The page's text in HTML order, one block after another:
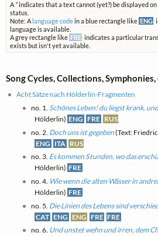
A*indicates that a text cannot (yet?) be displayed
status.
Note: A language codein a blue rectangle like ENG
language is available.
A grey rectangle like FRE indicates a particular
exists but isn't yet available.
Song Cycles, Collections, Symphonies,
Acht Sätze nach Hölderlin-Fragmenten
no. 1. Schönes Leben! du liegst krank,
Hölderlin) ENG FRE RUS
no. 2. Doch uns ist gegeben(Text:
ENG ITA RUS
no. 3. Es kommen Stunden, wo das
Hölderlin) FRE
no. 4. Wie wenn die alten Wässer in
Hölderlin) FRE
no. 5. Die Linien des Lebens sind
CAT ENG ENG FRE FRE
no. 6. Und unstet wehn und irren, dem